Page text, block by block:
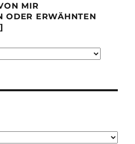
MIR
ODER ERWÄHNTEN